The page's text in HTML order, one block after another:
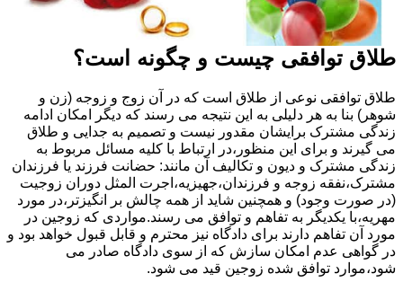
طلاق توافقی چیست و چگونه است؟
طلاق توافقی نوعی از طلاق است که در آن زوج و زوجه (زن و
شوهر) بنا به هر دلیلی به این نتیجه می رسند که دیگر امکان ادامه
زندگی مشترک برایشان مقدور نیست و تصمیم به جدایی و طلاق
می گیرند و برای این منظور،در ارتباط با کلیه مسائل مربوط به
زندگی مشترک و دیون و تکالیف آن مانند: حضانت فرزند یا فرزندان
مشترک،نفقه زوجه و فرزندان،جهیزیه،اجرت المثل دوران زوجیت
(در صورت وجود) و همچنین شاید از همه چالش بر انگیزتر،در مورد
مهریه،با یکدیگر به تفاهم و توافق می رسند.مواردی که زوجین در
مورد آن تفاهم دارند برای دادگاه نیز محترم و قابل قبول خواهد بود و
در گواهی عدم امکان سازش که از سوی دادگاه صادر می
شود،موارد توافق شده زوجین قید می شود.